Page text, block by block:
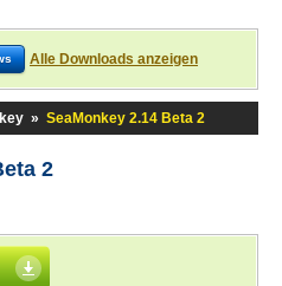
Alle Downloads anzeigen
» SeaMonkey 2.14 Beta 2
2